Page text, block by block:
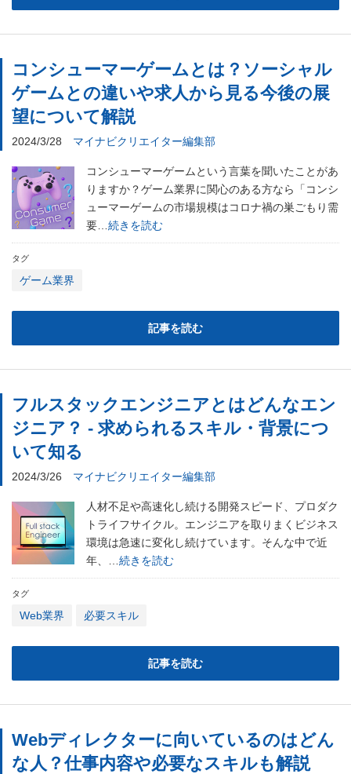
コンシューマーゲームとは？ソーシャル
ゲームとの違いや求人から見る今後の展
望について解説
2024/3/28 マイナビクリエイター編集部
コンシューマーゲームという言葉を聞いたことがあ
りますか？ゲーム業界に関心のある方なら「コンシ
ューマーゲームの市場規模はコロナ禍の巣ごもり需
要… 続きを読む
タグ
ゲーム業界
記事を読む
フルスタックエンジニアとはどんなエン
ジニア？ - 求められるスキル・背景につ
いて知る
2024/3/26 マイナビクリエイター編集部
人材不足や高速化し続ける開発スピード、プロダク
トライフサイクル。エンジニアを取りまくビジネス
環境は急速に変化し続けています。そんな中で近
年、… 続きを読む
タグ
Web業界 必要スキル
記事を読む
Webディレクターに向いているのはどん
な人？仕事内容や必要なスキルも解説